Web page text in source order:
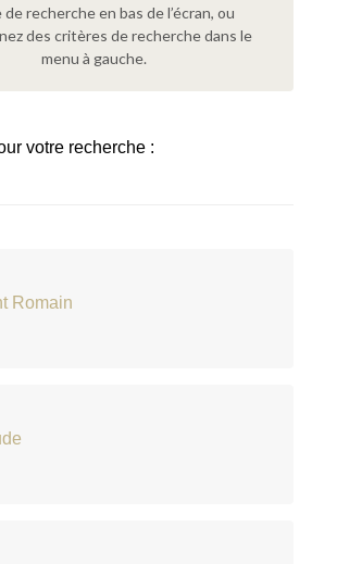
de recherche en bas de l’écran, ou
des critères de recherche dans le
menu à gauche.
votre recherche :
Romain